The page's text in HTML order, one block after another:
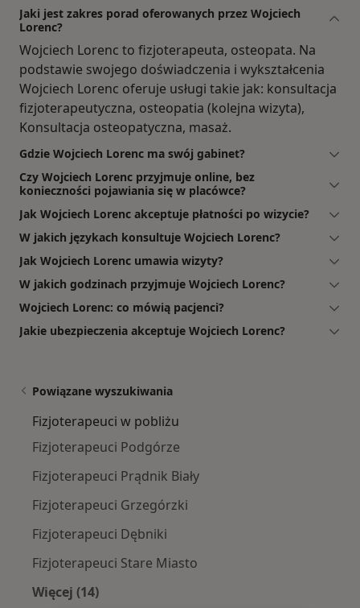
Jaki jest zakres porad oferowanych przez Wojciech
Lorenc?
Wojciech Lorenc to fizjoterapeuta, osteopata. Na
podstawie swojego doświadczenia i wykształcenia
Wojciech Lorenc oferuje usługi takie jak: konsultacja
fizjoterapeutyczna, osteopatia (kolejna wizyta),
Konsultacja osteopatyczna, masaż.
Gdzie Wojciech Lorenc ma swój gabinet?
Czy Wojciech Lorenc przyjmuje online, bez
konieczności pojawiania się w placówce?
Jak Wojciech Lorenc akceptuje płatności po wizycie?
W jakich językach konsultuje Wojciech Lorenc?
Jak Wojciech Lorenc umawia wizyty?
W jakich godzinach przyjmuje Wojciech Lorenc?
Wojciech Lorenc: co mówią pacjenci?
Jakie ubezpieczenia akceptuje Wojciech Lorenc?
Powiązane wyszukiwania
Fizjoterapeuci w pobliżu
Fizjoterapeuci Podgórze
Fizjoterapeuci Prądnik Biały
Fizjoterapeuci Grzegórzki
Fizjoterapeuci Dębniki
Fizjoterapeuci Stare Miasto
Więcej (14)